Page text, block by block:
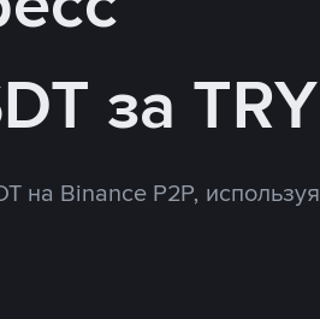
за TRY
на Binance P2P, используя